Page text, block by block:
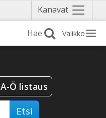
Kanavat Näytä
valikko
Valikko
A-Ö listaus
Etsi